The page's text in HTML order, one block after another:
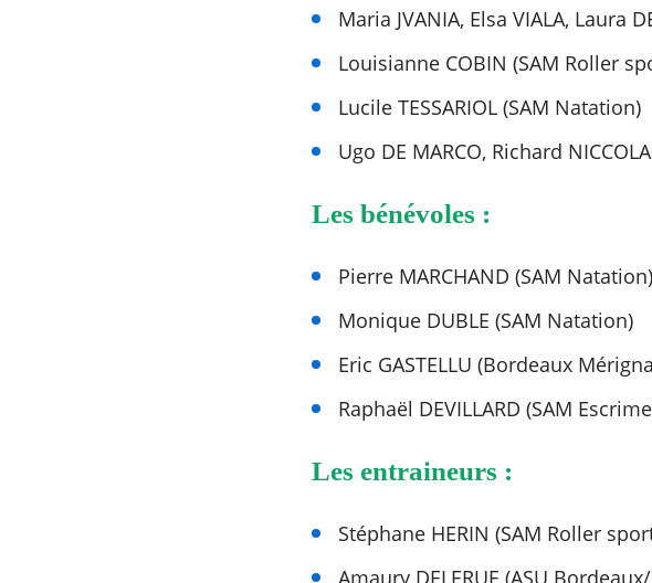
Maria JVANIA, Elsa VIALA, Laura
Louisianne COBIN (SAM Roller
Lucile TESSARIOL (SAM Natation)
Ugo DE MARCO, Richard
Les bénévoles :
Pierre MARCHAND (SAM Natation)
Monique DUBLE (SAM Natation)
Eric GASTELLU (Bordeaux
Raphaël DEVILLARD (SAM
Les entraineurs :
Stéphane HERIN (SAM Roller
Amaury DELERUE (ASU